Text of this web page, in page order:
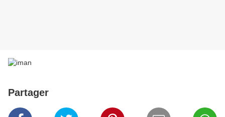
Partager